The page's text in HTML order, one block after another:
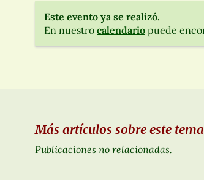
Este evento ya se realizó.
En nuestro calendario puede
Más artículos sobre este tema
Publicaciones no relacionadas.